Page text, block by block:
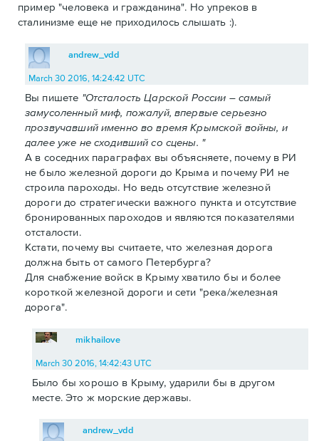
пример "человека и гражданина". Но упреков в
сталинизме еще не приходилось слышать :).
andrew_vdd
March 30 2016, 14:24:42 UTC
Вы пишете "Отсталость Царской России – самый
замусоленный миф, пожалуй, впервые серьезно
прозвучавший именно во время Крымской войны, и
далее уже не сходивший со сцены. "
А в соседних параграфах вы объясняете, почему в РИ
не было железной дороги до Крыма и почему РИ не
строила пароходы. Но ведь отсутствие железной
дороги до стратегически важного пункта и отсутствие
бронированных пароходов и являются показателями
отсталости.
Кстати, почему вы считаете, что железная дорога
должна быть от самого Петербурга?
Для снабжение войск в Крыму хватило бы и более
короткой железной дороги и сети "река/железная
дорога".
mikhailove
March 30 2016, 14:42:43 UTC
Было бы хорошо в Крыму, ударили бы в другом
месте. Это ж морские державы.
andrew_vdd